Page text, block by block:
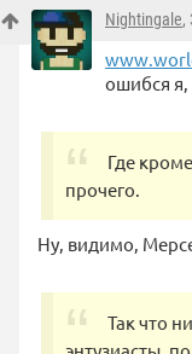
Nightingale,
ошибся я,
Где
прочего.
Ну, видимо,
Так что